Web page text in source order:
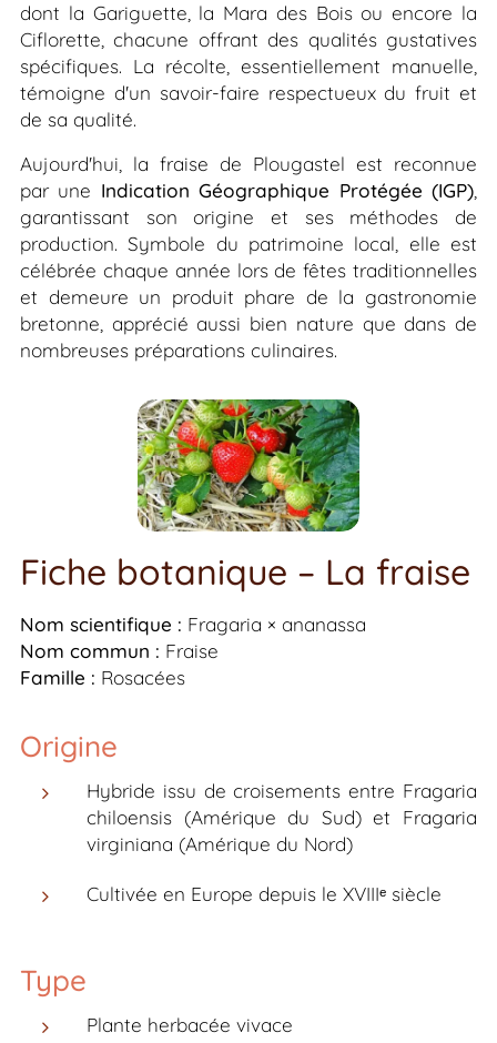
dont la Gariguette, la Mara des Bois ou encore la
Ciflorette, chacune offrant des qualités gustatives
spécifiques. La récolte, essentiellement manuelle,
témoigne d'un savoir-faire respectueux du fruit et
de sa qualité.
Aujourd'hui, la fraise de Plougastel est reconnue
par une Indication Géographique Protégée (IGP),
garantissant son origine et ses méthodes de
production. Symbole du patrimoine local, elle est
célébrée chaque année lors de fêtes traditionnelles
et demeure un produit phare de la gastronomie
bretonne, apprécié aussi bien nature que dans de
nombreuses préparations culinaires.
Fiche botanique – La fraise
Nom scientifique : Fragaria × ananassa
Nom commun : Fraise
Famille : Rosacées
Origine
Hybride issu de croisements entre Fragaria
chiloensis (Amérique du Sud) et Fragaria
virginiana (Amérique du Nord)
Cultivée en Europe depuis le XVIIIᵉ siècle
Type
Plante herbacée vivace